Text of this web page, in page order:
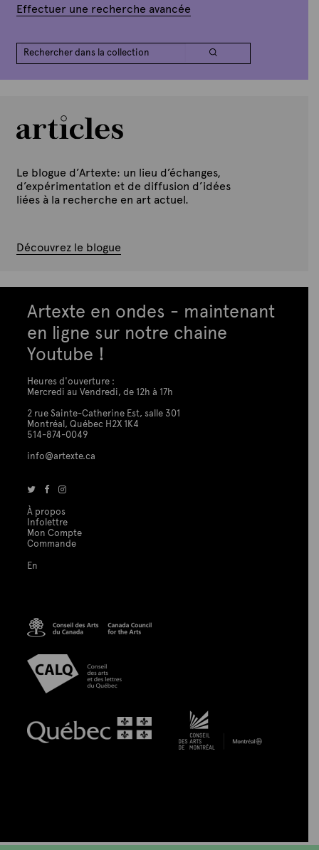
Effectuer une recherche avancée
Le blogue d’Artexte: un lieu d’échanges,
d’expérimentation et de diffusion d’idées
liées à la recherche en art actuel.
Découvrez le blogue
Artexte en ondes - maintenant
en ligne sur notre chaine
Youtube !
Heures d'ouverture :
Mercredi au Vendredi, de 12h à 17h
2 rue Sainte-Catherine Est, salle 301
Montréal, Québec H2X 1K4
514-874-0049
info@artexte.ca
À propos
Infolettre
Mon Compte
Commande
En